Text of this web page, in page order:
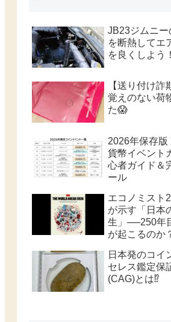
JB23ジムニ
を断熱してエ
を良くしよう！
【送り付け詐
覚えのない荷
た😱
2026年保存版
貨幣イベント
心者ガイド＆
ール
エコノミスト
が示す「日本
生」──250年
が起こるのか
日本発のコイ
セレス鑑定保
(CAG)とは⁉️